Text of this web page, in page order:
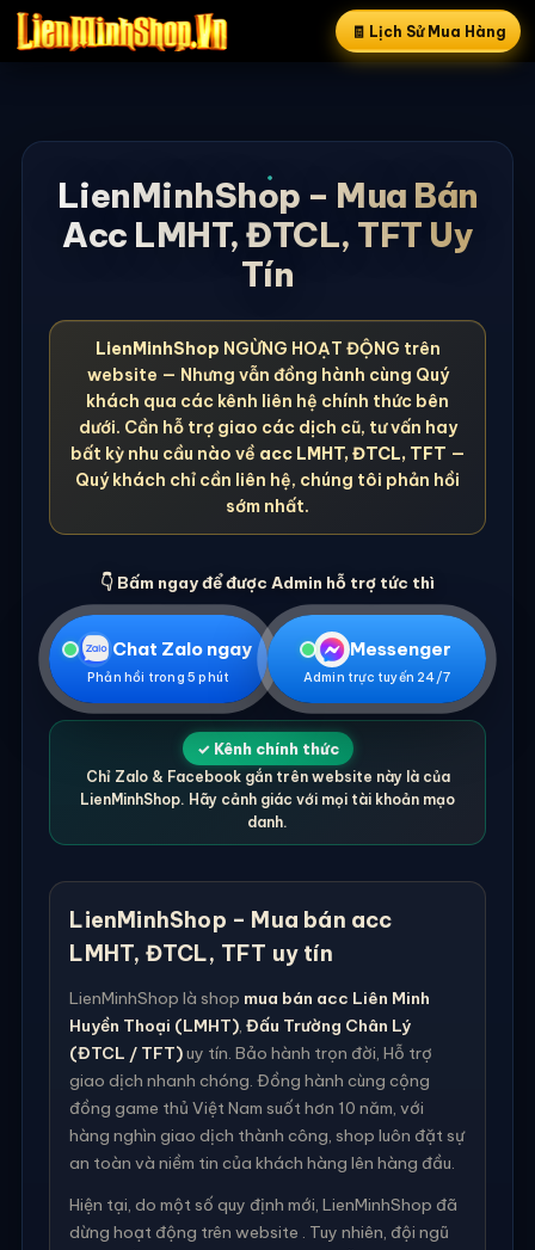
🧾 Lịch Sử Mua Hàng
LienMinhShop – Mua Bán
Acc LMHT, ĐTCL, TFT Uy
Tín
LienMinhShop NGỪNG HOẠT ĐỘNG trên
website — Nhưng vẫn đồng hành cùng Quý
khách qua các kênh liên hệ chính thức bên
dưới. Cần hỗ trợ giao các dịch cũ, tư vấn hay
bất kỳ nhu cầu nào về acc LMHT, ĐTCL, TFT —
Quý khách chỉ cần liên hệ, chúng tôi phản hồi
sớm nhất.
👇 Bấm ngay để được Admin hỗ trợ tức thì
Chat Zalo ngay
Phản hồi trong 5 phút
Messenger
Admin trực tuyến 24/7
✓ Kênh chính thức
Chỉ Zalo & Facebook gắn trên website này là của
LienMinhShop. Hãy cảnh giác với mọi tài khoản mạo
danh.
LienMinhShop – Mua bán acc
LMHT, ĐTCL, TFT uy tín
LienMinhShop là shop mua bán acc Liên Minh
Huyền Thoại (LMHT),Đấu Trường Chân Lý
(ĐTCL / TFT)uy tín. Bảo hành trọn đời, Hỗ trợ
giao dịch nhanh chóng. Đồng hành cùng cộng
đồng game thủ Việt Nam suốt hơn 10 năm, với
hàng nghìn giao dịch thành công, shop luôn đặt sự
an toàn và niềm tin của khách hàng lên hàng đầu.
Hiện tại, do một số quy định mới, LienMinhShop đã
dừng hoạt động trên website . Tuy nhiên, đội ngũ